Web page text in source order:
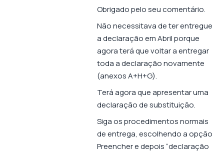
Obrigado pelo seu comentário.
Não necessitava de ter entregue
a declaração em Abril porque
agora terá que voltar a entregar
toda a declaração novamente
(anexos A+H+G).
Terá agora que apresentar uma
declaração de substituição.
Siga os procedimentos normais
de entrega, escolhendo a opção
Preencher e depois “declaração